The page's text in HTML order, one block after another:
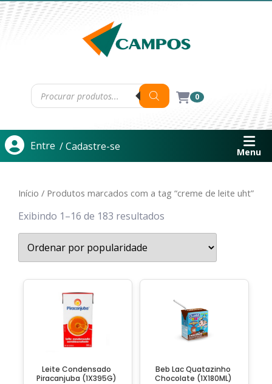
0
Entre / Cadastre-se Menu
Início / Produtos marcados com a tag “creme de leite uht”
Exibindo 1–16 de 183 resultados
Leite Condensado
Piracanjuba (1X395G)
Beb Lac Quatazinho
Chocolate (1X180ML)